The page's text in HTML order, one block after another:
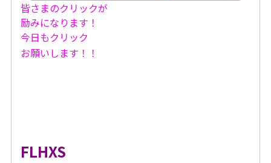
皆さまのクリックが
励みになります！
今日もクリック
お願いします！！
FLHXS